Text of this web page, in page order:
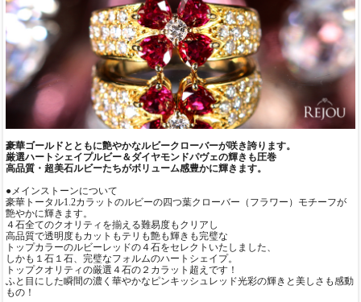
豪華ゴールドとともに艶やかなルビークローバーが咲き誇ります。
厳選ハートシェイプルビー＆ダイヤモンドパヴェの輝きも圧巻
高品質・超美石ルビーたちがボリューム感豊かに輝きます。
●メインストーンについて
豪華トータル1.2カラットのルビーの四つ葉クローバー（フラワー）モチーフが
艶やかに輝きます。
４石全てのクオリティを揃える難易度もクリアし
高品質で透明度もカットもテリも艶も輝きも完璧な
トップカラーのルビーレッドの４石をセレクトいたしました、
しかも１石１石、完璧なフォルムのハートシェイプ。
トップクオリティの厳選４石の２カラット超えです！
ふと目にした瞬間の濃く華やかなピンキッシュレッド光彩の輝きと美しさも感動
もの！